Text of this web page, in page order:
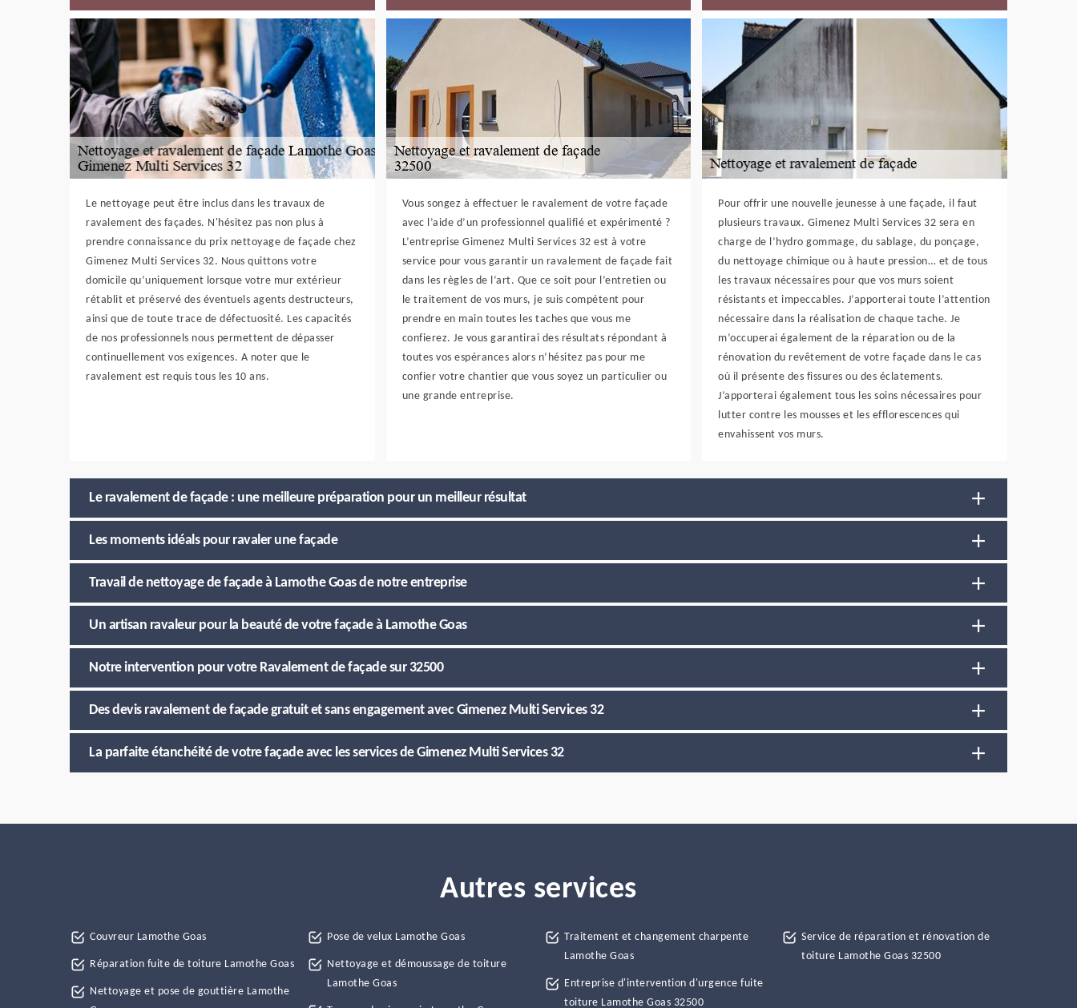
Le nettoyage peut être inclus dans les travaux de
ravalement des façades. N'hésitez pas non plus à
prendre connaissance du prix nettoyage de façade chez
Gimenez Multi Services 32. Nous quittons votre
domicile qu’uniquement lorsque votre mur extérieur
rétablit et préservé des éventuels agents destructeurs,
ainsi que de toute trace de défectuosité. Les capacités
de nos professionnels nous permettent de dépasser
continuellement vos exigences. A noter que le
ravalement est requis tous les 10 ans.
Vous songez à effectuer le ravalement de votre façade
avec l’aide d’un professionnel qualifié et expérimenté ?
L’entreprise Gimenez Multi Services 32 est à votre
service pour vous garantir un ravalement de façade fait
dans les règles de l’art. Que ce soit pour l’entretien ou
le traitement de vos murs, je suis compétent pour
prendre en main toutes les taches que vous me
confierez. Je vous garantirai des résultats répondant à
toutes vos espérances alors n’hésitez pas pour me
confier votre chantier que vous soyez un particulier ou
une grande entreprise.
Pour offrir une nouvelle jeunesse à une façade, il faut
plusieurs travaux. Gimenez Multi Services 32 sera en
charge de l’hydro gommage, du sablage, du ponçage,
du nettoyage chimique ou à haute pression… et de tous
les travaux nécessaires pour que vos murs soient
résistants et impeccables. J’apporterai toute l’attention
nécessaire dans la réalisation de chaque tache. Je
m’occuperai également de la réparation ou de la
rénovation du revêtement de votre façade dans le cas
où il présente des fissures ou des éclatements.
J’apporterai également tous les soins nécessaires pour
lutter contre les mousses et les efflorescences qui
envahissent vos murs.
Le ravalement de façade : une meilleure préparation pour un meilleur résultat
Les moments idéals pour ravaler une façade
Travail de nettoyage de façade à Lamothe Goas de notre entreprise
Un artisan ravaleur pour la beauté de votre façade à Lamothe Goas
Notre intervention pour votre Ravalement de façade sur 32500
Des devis ravalement de façade gratuit et sans engagement avec Gimenez Multi Services 32
La parfaite étanchéité de votre façade avec les services de Gimenez Multi Services 32
Autres services
Couvreur Lamothe Goas
Réparation fuite de toiture Lamothe Goas
Nettoyage et pose de gouttière Lamothe
Pose de velux Lamothe Goas
Nettoyage et démoussage de toiture
Lamothe Goas
Traitement et changement charpente
Lamothe Goas
Entreprise d'intervention d'urgence fuite
toiture Lamothe Goas 32500
Service de réparation et rénovation de
toiture Lamothe Goas 32500